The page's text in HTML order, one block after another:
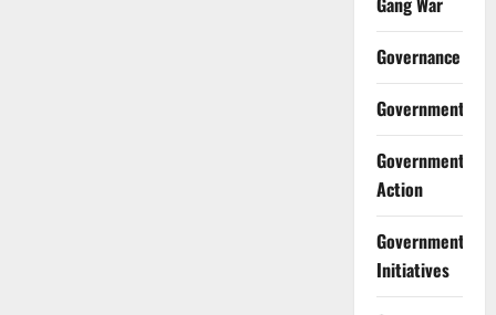
Governance
Government
Government
Action
Government
Initiatives